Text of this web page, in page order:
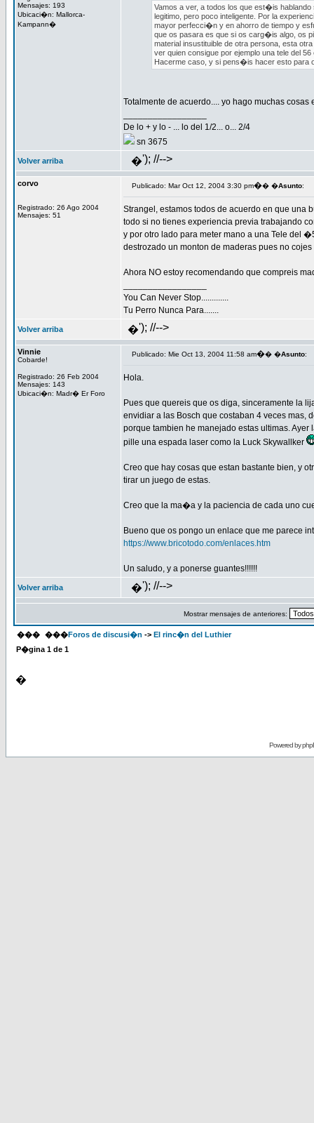
Mensajes: 193
Ubicaci�n: Mallorca-
Kampann�
Vamos a ver, a todos los que est�is
legitimo, pero poco inteligente. Por la
mayor perfecci�n y en ahorro de tiempo y
que os pasara es que si os carg�is algo, os
material insustituible de otra persona, esta
ver quien consigue por ejemplo una tele del
Hacerme caso, y si pens�is hacer esto para
Totalmente de acuerdo.... yo hago muchas
De lo + y lo - ... lo del 1/2... o... 2/4
sn 3675
Volver arriba �'); //-->
corvo
Registrado: 26 Ago 2004
Mensajes: 51
Publicado: Mar Oct 12, 2004 3:30 pm�� �Asunto:
Strangel, estamos todos de acuerdo en que una
todo si no tienes experiencia previa trabajando
y por otro lado para meter mano a una Tele del
destrozado un monton de maderas pues no
Ahora NO estoy recomendando que compreis
You Can Never Stop.............
Tu Perro Nunca Para.......
Volver arriba �'); //-->
Vinnie
Cobarde!
Registrado: 26 Feb 2004
Mensajes: 143
Ubicaci�n: Madr� Er Foro
Publicado: Mie Oct 13, 2004 11:58 am�� �Asunto:
Hola.
Pues que quereis que os diga, sinceramente la
envidiar a las Bosch que costaban 4 veces mas,
porque tambien he manejado estas ultimas.
pille una espada laser como la Luck Skywallker
Creo que hay cosas que estan bastante bien, y
tirar un juego de estas.
Creo que la ma�a y la paciencia de cada uno
Bueno que os pongo un enlace que me parece
https://www.bricotodo.com/enlaces.htm
Un saludo, y a ponerse guantes!!!!!!
Volver arriba �'); //-->
Mostrar mensajes de anteriores:
��� ���Foros de discusi�n -> El rinc�n del Luthier
P�gina 1 de 1
�
Powered by